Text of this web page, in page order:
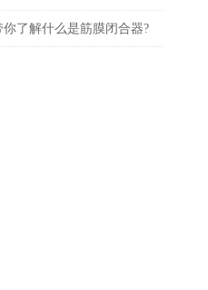
你了解什么是筋膜闭合器?